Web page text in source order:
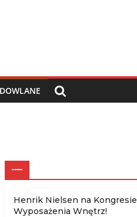
—
Henrik Nielsen na Kongresie
Wyposażenia Wnętrz!